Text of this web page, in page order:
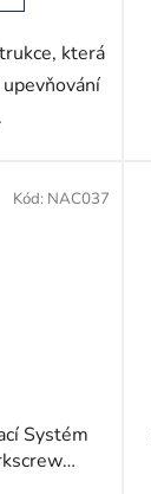
která
Systém
Kód: NAC037